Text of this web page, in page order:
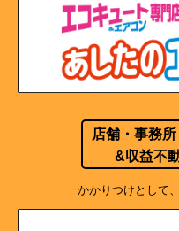
店舗・事務
&収益不
かかりつけとして